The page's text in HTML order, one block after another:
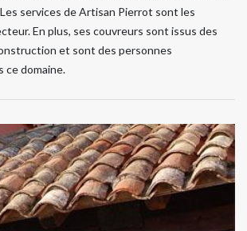
services de Artisan Pierrot sont les
En plus, ses couvreurs sont issus des
et sont des personnes
ce domaine.